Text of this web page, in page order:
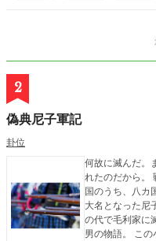
2
偽典尼子軍記
卦位
何故に滅んだ。
れたのだから。 戦国時代、出雲の国を本拠に山陰山陽十一カ
国のうち、八カ
大名となった尼
の代で毛利家に
男の物語。 この小説はカクヨム、小説家になろう、ノベルア